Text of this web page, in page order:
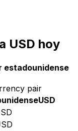
USD hoy
estadounidense
pair
USD